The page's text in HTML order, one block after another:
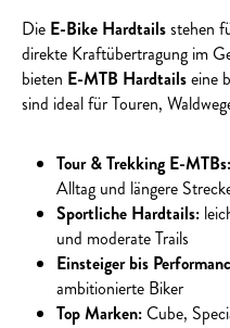
Die E-Bike Hardtailsstehen
direkte Kraftübertragung im
bieten E-MTB Hardtailseine
sind ideal für Touren,
Tour & Trekking E-MTBs:
Alltag und längere
Sportliche Hardtails:
und moderate Trails
Einsteiger bis
ambitionierte Biker
Top Marken:Cube,